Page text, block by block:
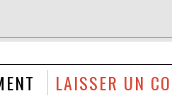
LAISSER UN